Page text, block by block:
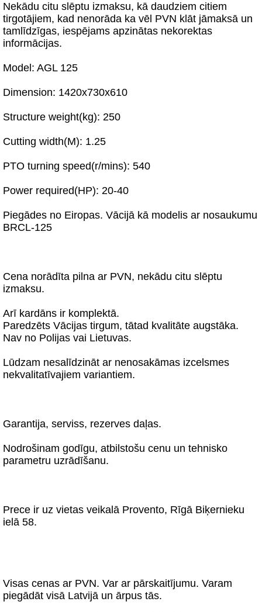
Nekādu citu slēptu izmaksu, kā daudziem citiem
tirgotājiem, kad nenorāda ka vēl PVN klāt jāmaksā un
tamlīdzīgas, iespējams apzinātas nekorektas
informācijas.
Model: AGL 125
Dimension: 1420x730x610
Structure weight(kg): 250
Cutting width(M): 1.25
PTO turning speed(r/mins): 540
Power required(HP): 20-40
Piegādes no Eiropas. Vācijā kā modelis ar nosaukumu
BRCL-125
Cena norādīta pilna ar PVN, nekādu citu slēptu
izmaksu.
Arī kardāns ir komplektā.
Paredzēts Vācijas tirgum, tātad kvalitāte augstāka.
Nav no Polijas vai Lietuvas.
Lūdzam nesalīdzināt ar nenosakāmas izcelsmes
nekvalitatīvajiem variantiem.
Garantija, serviss, rezerves daļas.
Nodrošinam godīgu, atbilstošu cenu un tehnisko
parametru uzrādīšanu.
Prece ir uz vietas veikalā Provento, Rīgā Biķernieku
ielā 58.
Visas cenas ar PVN. Var ar pārskaitījumu. Varam
piegādāt visā Latvijā un ārpus tās.